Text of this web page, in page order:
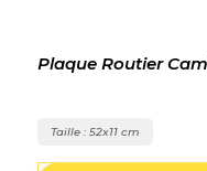
Plaque Routier
Taille : 52x11 cm